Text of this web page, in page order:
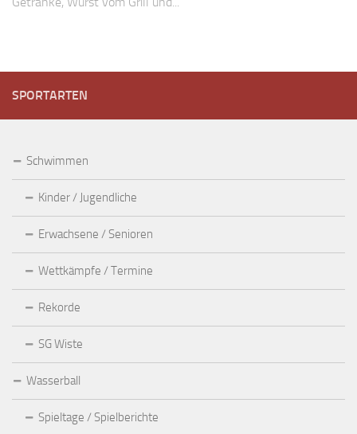
SPORTARTEN
Schwimmen
Kinder / Jugendliche
Erwachsene / Senioren
Wettkämpfe / Termine
Rekorde
SG Wiste
Wasserball
Spieltage / Spielberichte